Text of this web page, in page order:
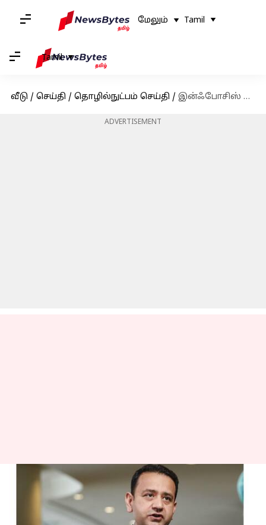
மேலும் Tamil
Tamil
வீடு / செய்தி / தொழில்நுட்பம் செய்தி / இன்ஃபோசிஸ் தலைவர் மோஹித் ஜோஷி பதவி விலகல்! காரணம் என்ன?
ADVERTISEMENT
இன்ஃபோசிஸ் தலைவர்
மோஹித் ஜோஷி பதவி
விலகல்! காரணம் என்ன?